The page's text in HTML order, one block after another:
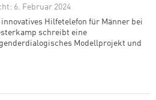
6. Februar 2024
Hilfetelefon für Männer bei
schreibt eine
Modellprojekt und